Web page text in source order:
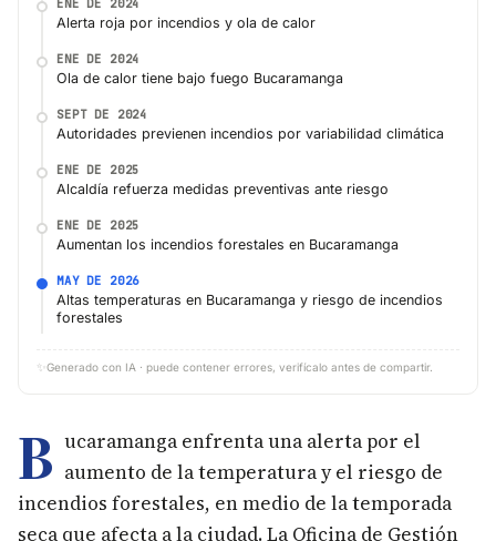
ENE DE 2024
Alerta roja por incendios y ola de calor
ENE DE 2024
Ola de calor tiene bajo fuego Bucaramanga
SEPT DE 2024
Autoridades previenen incendios por variabilidad climática
ENE DE 2025
Alcaldía refuerza medidas preventivas ante riesgo
ENE DE 2025
Aumentan los incendios forestales en Bucaramanga
MAY DE 2026
Altas temperaturas en Bucaramanga y riesgo de incendios
forestales
✨ Generado con IA · puede contener errores, verifícalo antes de compartir.
B ucaramanga enfrenta una alerta por el
aumento de la temperatura y el riesgo de
incendios forestales, en medio de la temporada
seca que afecta a la ciudad. La Oficina de Gestión